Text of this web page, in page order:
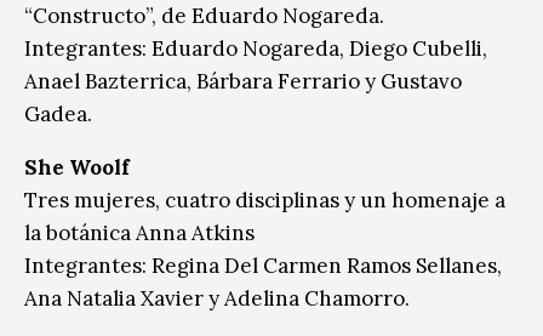
“Constructo”, de Eduardo Nogareda.
Integrantes: Eduardo Nogareda, Diego Cubelli,
Anael Bazterrica, Bárbara Ferrario y Gustavo
Gadea.
She Woolf
Tres mujeres, cuatro disciplinas y un homenaje a
la botánica Anna Atkins
Integrantes: Regina Del Carmen Ramos Sellanes,
Ana Natalia Xavier y Adelina Chamorro.